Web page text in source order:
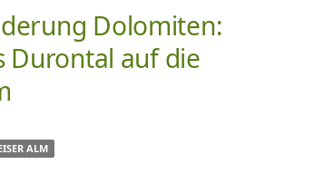
Dolomiten:
Durontal auf die
ALM